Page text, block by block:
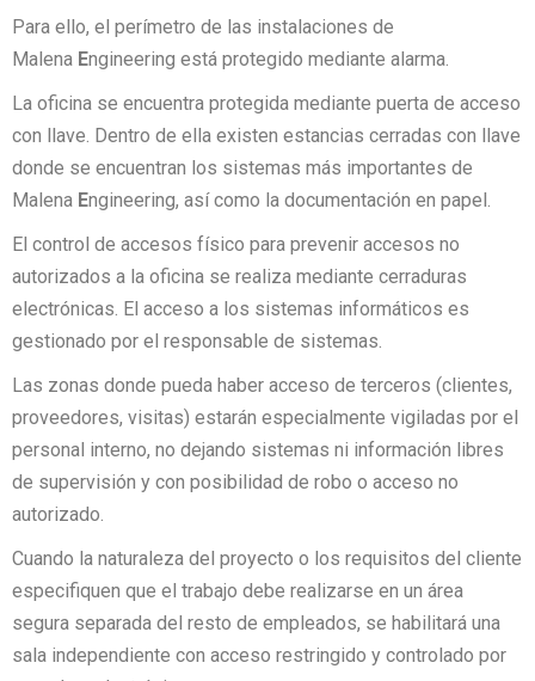
Para ello, el perímetro de las instalaciones de
Malena Engineering está protegido mediante alarma.
La oficina se encuentra protegida mediante puerta de acceso
con llave. Dentro de ella existen estancias cerradas con llave
donde se encuentran los sistemas más importantes de
Malena Engineering, así como la documentación en papel.
El control de accesos físico para prevenir accesos no
autorizados a la oficina se realiza mediante cerraduras
electrónicas. El acceso a los sistemas informáticos es
gestionado por el responsable de sistemas.
Las zonas donde pueda haber acceso de terceros (clientes,
proveedores, visitas) estarán especialmente vigiladas por el
personal interno, no dejando sistemas ni información libres
de supervisión y con posibilidad de robo o acceso no
autorizado.
Cuando la naturaleza del proyecto o los requisitos del cliente
especifiquen que el trabajo debe realizarse en un área
segura separada del resto de empleados, se habilitará una
sala independiente con acceso restringido y controlado por